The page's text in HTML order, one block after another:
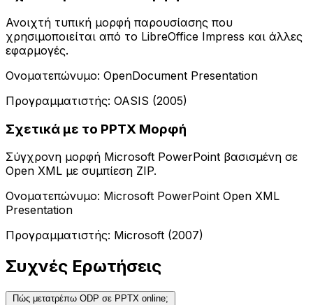
Ανοιχτή τυπική μορφή παρουσίασης που
χρησιμοποιείται από το LibreOffice Impress και άλλες
εφαρμογές.
Ονοματεπώνυμο: OpenDocument Presentation
Προγραμματιστής: OASIS (2005)
Σχετικά με το PPTX Μορφή
Σύγχρονη μορφή Microsoft PowerPoint βασισμένη σε
Open XML με συμπίεση ZIP.
Ονοματεπώνυμο: Microsoft PowerPoint Open XML
Presentation
Προγραμματιστής: Microsoft (2007)
Συχνές Ερωτήσεις
Πώς μετατρέπω ODP σε PPTX online;